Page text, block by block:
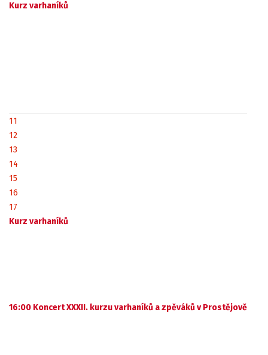
Kurz varhaníků
11
12
13
14
15
16
17
Kurz varhaníků
16:00 Koncert XXXII. kurzu varhaníků a zpěváků v Prostějově